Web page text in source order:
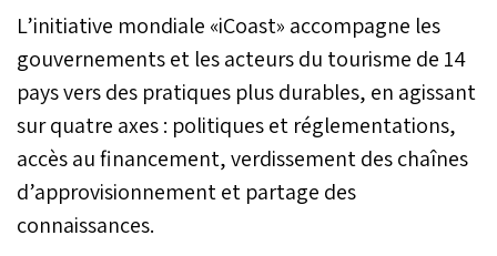
L’initiative mondiale «iCoast» accompagne les
gouvernements et les acteurs du tourisme de 14
pays vers des pratiques plus durables, en agissant
sur quatre axes : politiques et réglementations,
accès au financement, verdissement des chaînes
d’approvisionnement et partage des
connaissances.